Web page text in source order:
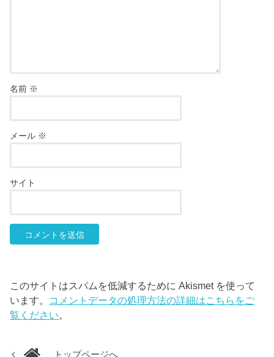
名前 ※
メール ※
サイト
このサイトはスパムを低減するために Akismet を使って
います。 コメントデータの処理方法の詳細はこちらをご
覧ください。
トップページへ